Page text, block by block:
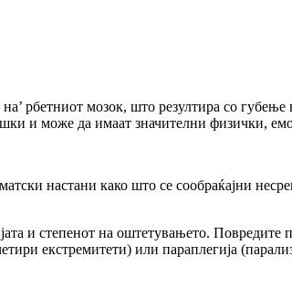
рбетниот мозок, што резултира со
и може да имаат значителни физички,
настани како што се сообраќајни
и степенот на оштетувањето.
екстремитети) или параплегија